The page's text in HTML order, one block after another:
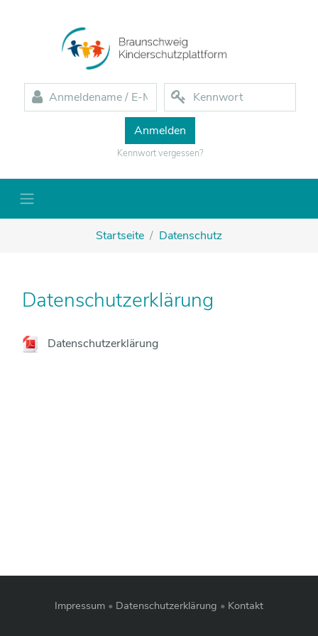
Anmeldename / E-Mail Kennwort
Kennwort vergessen?
Startseite Datenschutz
Datenschutzerklärung
Datenschutzerklärung
Impressum Datenschutzerklärung Kontakt